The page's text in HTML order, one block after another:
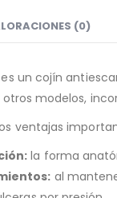
(0)
es un cojín
modelos,
ventajas
la forma
al